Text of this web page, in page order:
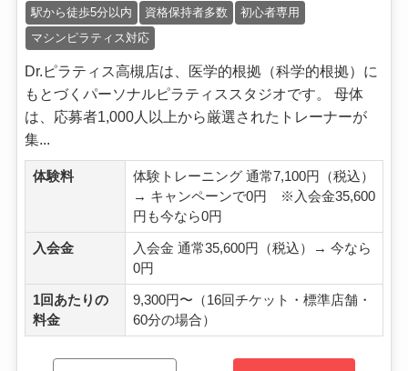
駅から徒歩5分以内 資格保持者多数
初心者専用
マシンピラティス対応
Dr.ピラティス高槻店は、医学的根拠（科学的根拠）に
もとづくパーソナルピラティススタジオです。 母体
は、応募者1,000人以上から厳選されたトレーナーが
集...
体験料
体験トレーニング 通常7,100円（税込）
→ キャンペーンで0円 ※入会金35,600
円も今なら0円
入会金
入会金 通常35,600円（税込）→ 今なら
0円
1回あたりの
料金
9,300円〜（16回チケット・標準店舗・
60分の場合）